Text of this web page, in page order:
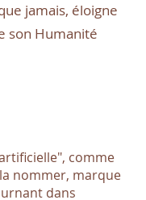
jamais, éloigne
son Humanité
comme
nommer, marque
dans